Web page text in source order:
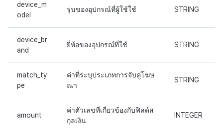
device_m
odel
รุ่นของอุปกรณ์ที่ผู้ใช้ใช้ STRING
device_br
and
ยี่ห้อของอุปกรณ์ที่ใช้ STRING
match_ty
pe
ค่าที่ระบุประเภทการจับคู่โฆษ
ณา
STRING
amount
ค่าตัวเลขที่เกี่ยวข้องกับฟิลด์ส
กุลเงิน
INTEGER